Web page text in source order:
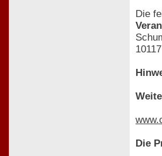
Die
Die